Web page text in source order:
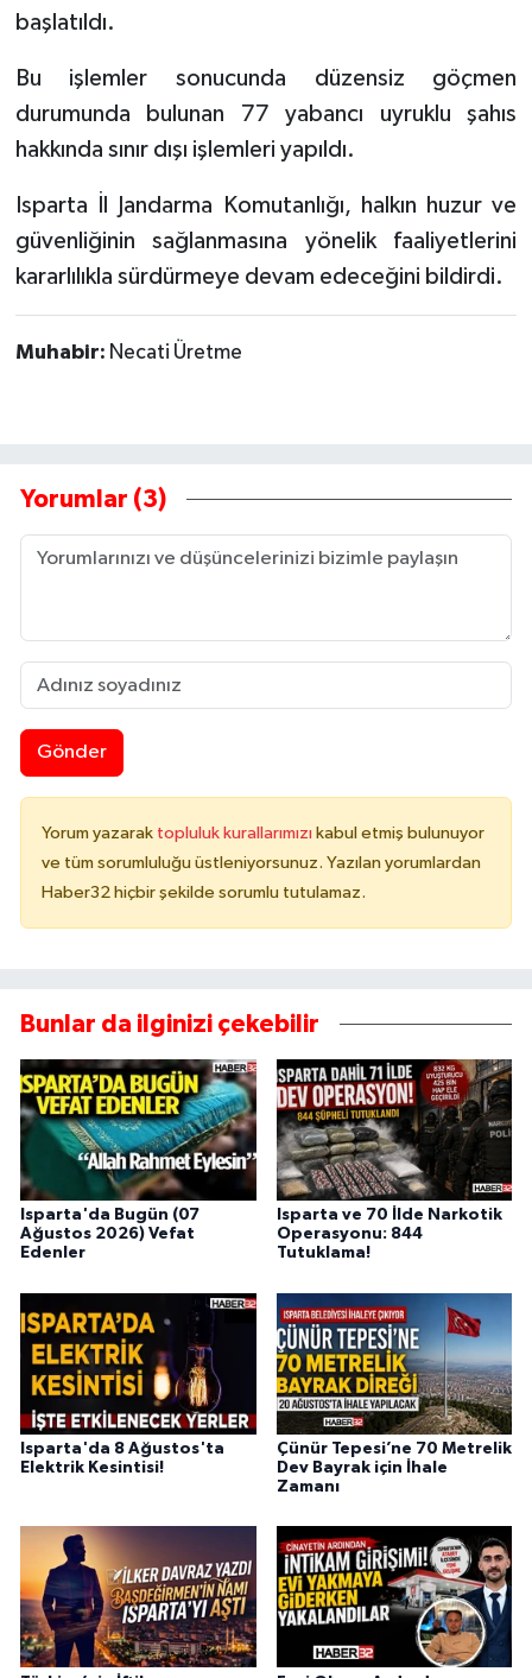
başlatıldı.
Bu işlemler sonucunda düzensiz göçmen
durumunda bulunan 77 yabancı uyruklu şahıs
hakkında sınır dışı işlemleri yapıldı.
Isparta İl Jandarma Komutanlığı, halkın huzur ve
güvenliğinin sağlanmasına yönelik faaliyetlerini
kararlılıkla sürdürmeye devam edeceğini bildirdi.
Muhabir: Necati Üretme
Yorumlar (3)
Gönder
Yorum yazarak topluluk kurallarımızı kabul etmiş bulunuyor
ve tüm sorumluluğu üstleniyorsunuz. Yazılan yorumlardan
Haber32 hiçbir şekilde sorumlu tutulamaz.
Bunlar da ilginizi çekebilir
Isparta'da Bugün (07
Ağustos 2026) Vefat
Edenler
Isparta ve 70 İlde Narkotik
Operasyonu: 844
Tutuklama!
Isparta'da 8 Ağustos'ta
Elektrik Kesintisi!
Çünür Tepesi’ne 70 Metrelik
Dev Bayrak için İhale
Zamanı